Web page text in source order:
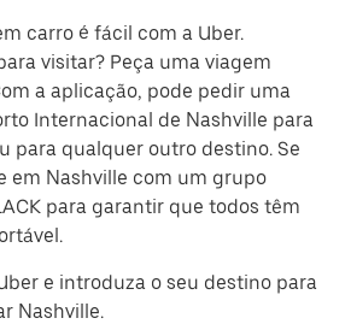
carro é fácil com a Uber.
visitar? Peça uma viagem
a aplicação, pode pedir uma
Internacional de Nashville para
para qualquer outro destino. Se
em Nashville com um grupo
para garantir que todos têm
e introduza o seu destino para
Nashville.